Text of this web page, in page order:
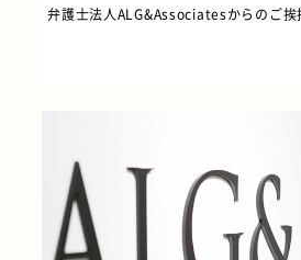
弁護士法人ALG&Associatesからのご挨